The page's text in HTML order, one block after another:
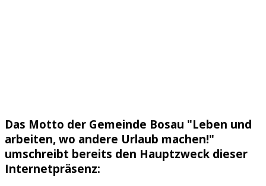
Das Motto der Gemeinde Bosau "Leben und
arbeiten, wo andere Urlaub machen!"
umschreibt bereits den Hauptzweck dieser
Internetpräsenz: